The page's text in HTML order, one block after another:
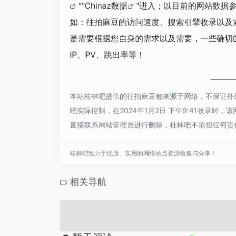
""Chinaz数据
"进入；以目前的网站数据
如：往拍麻豆的访问速度、搜索引擎收录以
是需要根据您自身的需求以及需要，一些确
IP、PV、跳出率等！
本站桂林吧提供的往拍麻豆都来源于网络，不保证
吧实际控制，在2024年1月2日 下午9:41收录时，
直接联系网站管理员进行删除，桂林吧不承担任何责
桂林吧致力于优质、实用的网络站点资源收集与分享！
相关导航